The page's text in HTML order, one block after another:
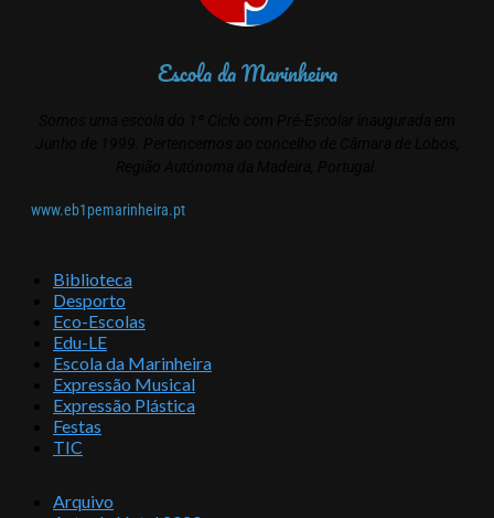
Escola da Marinheira
www.eb1pemarinheira.pt
Biblioteca
Desporto
Eco-Escolas
Edu-LE
Escola da Marinheira
Expressão Musical
Expressão Plástica
Festas
TIC
Arquivo